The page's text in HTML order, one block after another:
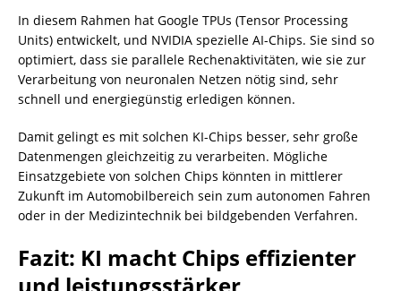
In diesem Rahmen hat Google TPUs (Tensor Processing
Units) entwickelt, und NVIDIA spezielle AI-Chips. Sie sind so
optimiert, dass sie parallele Rechenaktivitäten, wie sie zur
Verarbeitung von neuronalen Netzen nötig sind, sehr
schnell und energiegünstig erledigen können.
Damit gelingt es mit solchen KI-Chips besser, sehr große
Datenmengen gleichzeitig zu verarbeiten. Mögliche
Einsatzgebiete von solchen Chips könnten in mittlerer
Zukunft im Automobilbereich sein zum autonomen Fahren
oder in der Medizintechnik bei bildgebenden Verfahren.
Fazit: KI macht Chips effizienter